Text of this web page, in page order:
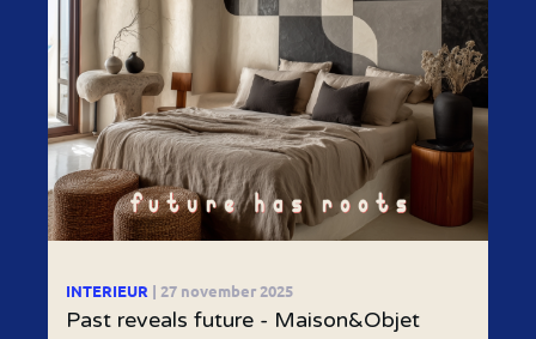
INTERIEUR | 27 november 2025
Past reveals future - Maison&Objet